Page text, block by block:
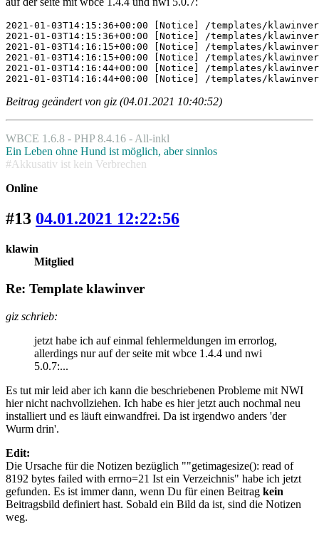
2021-01-03T14:15:36+00:00 [Notice] /templates/
2021-01-03T14:15:36+00:00 [Notice] /templates/
2021-01-03T14:16:15+00:00 [Notice] /templates/
2021-01-03T14:16:15+00:00 [Notice] /templates/
2021-01-03T14:16:44+00:00 [Notice] /templates/
2021-01-03T14:16:44+00:00 [Notice] /templates/
Beitrag geändert von giz (04.01.2021 10:40:52)
WBCE 1.6.8 - PHP 8.4.16 - All-inkl
Ein Leben ohne Hund ist möglich, aber sinnlos
#Akkusativ ist kein Verbrechen
Online
#13 04.01.2021 12:22:56
klawin
Mitglied
Re: Template klawinver
giz schrieb:
jetzt habe ich auf einmal fehlermeldungen im errorlog,
allerdings nur auf der seite mit wbce 1.4.4 und nwi
5.0.7:...
Es tut mir leid aber ich kann die beschriebenen Probleme mit NWI
hier nicht nachvollziehen. Ich habe es hier jetzt auch nochmal neu
installiert und es läuft einwandfrei. Da ist irgendwo anders 'der
Wurm drin'.
Edit:
Die Ursache für die Notizen bezüglich ""getimagesize(): read of
8192 bytes failed with errno=21 Ist ein Verzeichnis" habe ich jetzt
gefunden. Es ist immer dann, wenn Du für einen Beitrag kein
Beitragsbild definiert hast. Sobald ein Bild da ist, sind die Notizen
weg.